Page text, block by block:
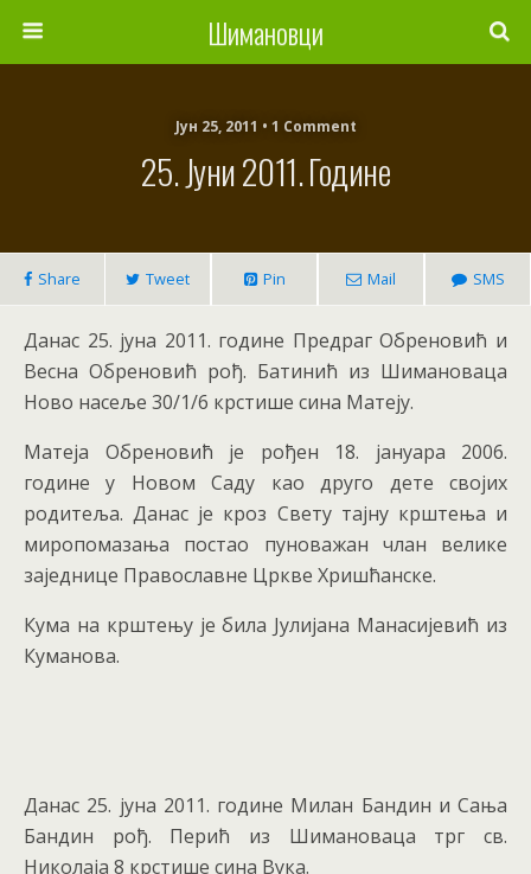
Шимановци
Јун 25, 2011 • 1 Comment
25. Јуни 2011. Године
Share Tweet Pin Mail SMS
Данас 25. јуна 2011. године Предраг Обреновић и
Весна Обреновић рођ. Батинић из Шимановаца
Ново насеље 30/1/6 крстише сина Матеју.
Матеја Обреновић је рођен 18. јануара 2006.
године у Новом Саду као друго дете својих
родитеља. Данас је кроз Свету тајну крштења и
миропомазања постао пуноважан члан велике
заједнице Православне Цркве Хришћанске.
Кума на крштењу је била Јулијана Манасијевић из
Куманова.
Данас 25. јуна 2011. године Милан Бандин и Сања
Бандин рођ. Перић из Шимановаца трг св.
Николаја 8 крстише сина Вука.